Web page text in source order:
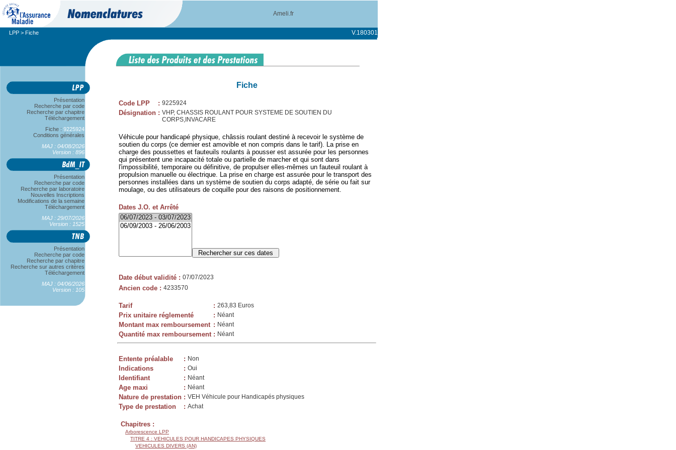
Ameli.fr
LPP > Fiche V.180301
Présentation
Recherche par code
Recherche par chapitre
Téléchargement
Fiche : 9225924
Conditions générales
MAJ : 04/08/2026
Version : 896
Présentation
Recherche par code
Recherche par laboratoire
Nouvelles Inscriptions
Modifications de la semaine
Téléchargement
MAJ : 29/07/2026
Version : 1525
Présentation
Recherche par code
Recherche par chapitre
Recherche sur autres critères
Téléchargement
MAJ : 04/06/2026
Version : 105
Fiche
Code LPP : 9225924
Désignation : VHP, CHASSIS ROULANT POUR SYSTEME DE SOUTIEN DU
CORPS,INVACARE
Véhicule pour handicapé physique, châssis roulant destiné à recevoir le système de
soutien du corps (ce dernier est amovible et non compris dans le tarif). La prise en
charge des poussettes et fauteuils roulants à pousser est assurée pour les personnes
qui présentent une incapacité totale ou partielle de marcher et qui sont dans
l'impossibilité, temporaire ou définitive, de propulser elles-mêmes un fauteuil roulant à
propulsion manuelle ou électrique. La prise en charge est assurée pour le transport des
personnes installées dans un système de soutien du corps adapté, de série ou fait sur
moulage, ou des utilisateurs de coquille pour des raisons de positionnement.
Dates J.O. et Arrêté
Date début validité : 07/07/2023
Ancien code : 4233570
Tarif : 263,83 Euros
Prix unitaire réglementé : Néant
Montant max remboursement : Néant
Quantité max remboursement : Néant
Entente préalable : Non
Indications : Oui
Identifiant : Néant
Age maxi : Néant
Nature de prestation : VEH Véhicule pour Handicapés physiques
Type de prestation : Achat
Chapitres :
Arborescence LPP
TITRE 4 : VEHICULES POUR HANDICAPES PHYSIQUES
VEHICULES DIVERS (AN)